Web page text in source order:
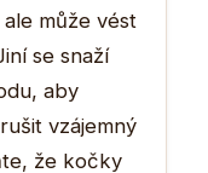
může vést
se snaží
aby
vzájemný
že kočky